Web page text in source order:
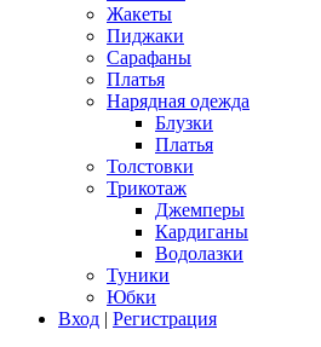
Жакеты
Пиджаки
Сарафаны
Платья
Нарядная одежда
Блузки
Платья
Толстовки
Трикотаж
Джемперы
Кардиганы
Водолазки
Туники
Юбки
Вход | Регистрация